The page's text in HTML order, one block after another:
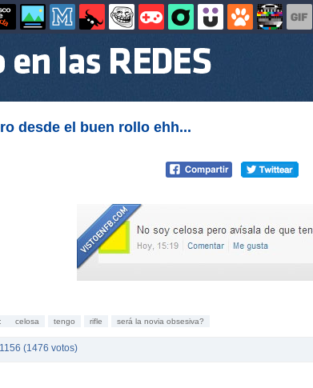
desde el buen rollo ehh...
celosa tengo rifle será la novia obsesiva?
(1476 votos)